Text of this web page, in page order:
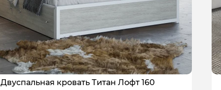
Двуспальная кровать Титан Лофт 160